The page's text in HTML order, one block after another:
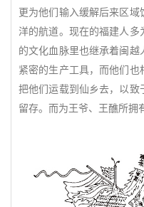
更为他们输入缓解后来区
洋的航道。现在的福建人多
的文化血脉里也继承着闽
紧密的生产工具，而他们
把他们运载到仙乡去，以致
留存。而为王爷、王醮所拥